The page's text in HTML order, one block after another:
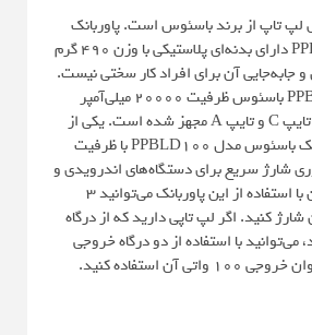
لپ تاپ از برند باسئوس است. پاوربانک
باسئوس مدل PPBLD100 دارای بدنه‌ای پلاستیکی با وزن 490 گرم
آن برای افراد کار سختی نیست.
باتری پاور بانک PPBLD100 باسئوس ظرفیت 20000 میلی‌آمپر
ساعتی دارد و به 4 درگاه تایپ C و ‌تایپ A مجهز شده است. یکی از
بزرگ‌ترین مزایای پاور بانک باسئوس مدل PPBLD100 با ظرفیت
فناوری شارژ سریع برای دستگاه‌های اندرویدی و
آی او اسی است. همچنین با استفاده از این پاوربانک می‌توانید 3
کنید. اگر لپ تاپی دارید که از درگاه
با استفاده از دو درگاه خروجی